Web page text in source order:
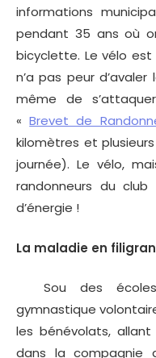
informations
pendant 35 ans où
bicyclette. Le vélo est
n’a pas peur
même de
«Brevet de
kilomètres et
journée). Le vélo,
randonneurs du
d’énergie !
La maladie en
Sou des écoles,
gymnastique
les bénévolats, allant
dans la compagnie